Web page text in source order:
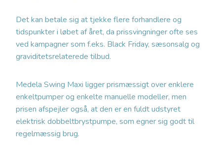
Det kan betale sig at tjekke flere forhandlere og
tidspunkter i løbet af året, da prissvingninger ofte ses
ved kampagner som f.eks. Black Friday, sæsonsalg og
graviditetsrelaterede tilbud.
Medela Swing Maxi ligger prismæssigt over enklere
enkeltpumper og enkelte manuelle modeller, men
prisen afspejler også, at den er en fuldt udstyret
elektrisk dobbeltbrystpumpe, som egner sig godt til
regelmæssig brug.